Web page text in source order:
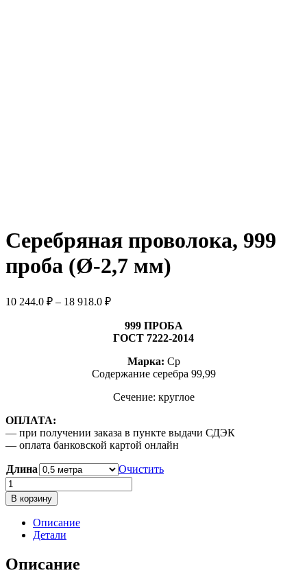
Серебряная проволока, 999
проба (Ø-2,7 мм)
10 244.0 ₽ – 18 918.0 ₽Диапазон
244.0 ₽
918.0 ₽
999 ПРОБА
ГОСТ 7222-2014
Марка: Ср
Содержание серебра 99,99
Сечение: круглое
ОПЛАТА:
— при получении заказа в пункте выдачи СДЭК
— оплата банковской картой онлайн
Длина
Очистить
Количество
товара
Серебряная
проволока,
(Ø-2,7
мм)
В корзину
Описание
Детали
Описание